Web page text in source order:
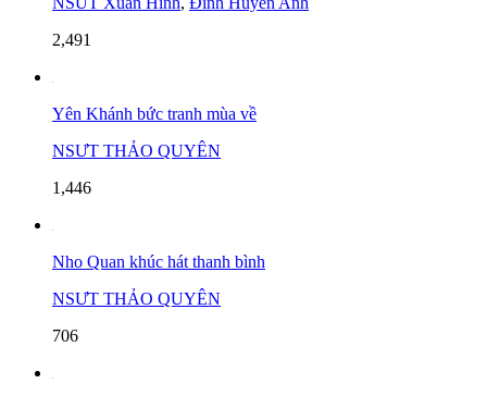
2,491
Yên Khánh bức tranh mùa về
NSƯT THẢO QUYÊN
1,446
Nho Quan khúc hát thanh bình
NSƯT THẢO QUYÊN
706